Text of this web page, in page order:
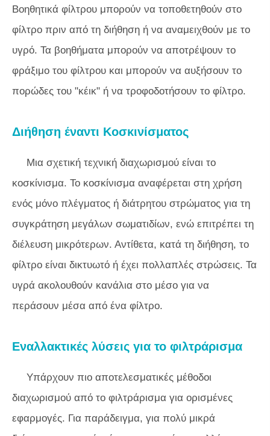
Βοηθητικά φίλτρου μπορούν να τοποθετηθούν στο
φίλτρο πριν από τη διήθηση ή να αναμειχθούν με το
υγρό. Τα βοηθήματα μπορούν να αποτρέψουν το
φράξιμο του φίλτρου και μπορούν να αυξήσουν το
πορώδες του "κέικ" ή να τροφοδοτήσουν το φίλτρο.
Διήθηση έναντι Κοσκινίσματος
Μια σχετική τεχνική διαχωρισμού είναι το
κοσκίνισμα. Το κοσκίνισμα αναφέρεται στη χρήση
ενός μόνο πλέγματος ή διάτρητου στρώματος για τη
συγκράτηση μεγάλων σωματιδίων, ενώ επιτρέπει τη
διέλευση μικρότερων. Αντίθετα, κατά τη διήθηση, το
φίλτρο είναι δικτυωτό ή έχει πολλαπλές στρώσεις. Τα
υγρά ακολουθούν κανάλια στο μέσο για να
περάσουν μέσα από ένα φίλτρο.
Εναλλακτικές λύσεις για το φιλτράρισμα
Υπάρχουν πιο αποτελεσματικές μέθοδοι
διαχωρισμού από το φιλτράρισμα για ορισμένες
εφαρμογές. Για παράδειγμα, για πολύ μικρά